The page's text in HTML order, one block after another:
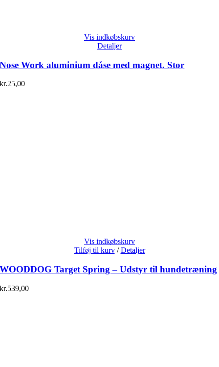
Vis indkøbskurv
Detaljer
Nose Work aluminium dåse med magnet. Stor
kr.25,00
Vis indkøbskurv
Tilføj til kurv / Detaljer
WOODDOG Target Spring – Udstyr til hundetræning
kr.539,00